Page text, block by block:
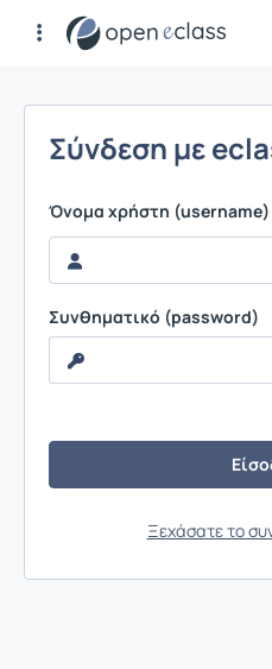
Σύνδεση
Σύνδεση με
Όνομα χρήστη (username)
Συνθηματικό (password)
Ξεχάσατε το